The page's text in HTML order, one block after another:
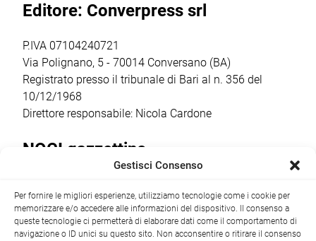
ha coinvolto
il corto
condotta dalla
regista,
sceneggiatrice […]
Editore: Converpress srl
P.IVA 07104240721
Via Polignano, 5 - 70014 Conversano (BA)
Registrato presso il tribunale di Bari al n. 356 del
10/12/1968
Direttore responsabile: Nicola Cardone
NOCI gazzettino
+39 080 4979274|info@nocigazzettino.it Contatti|
Archivio
Gestisci Consenso
Per fornire le migliori esperienze, utilizziamo tecnologie come i cookie per
memorizzare e/o accedere alle informazioni del dispositivo. Il consenso a
queste tecnologie ci permetterà di elaborare dati come il comportamento di
navigazione o ID unici su questo sito. Non acconsentire o ritirare il consenso